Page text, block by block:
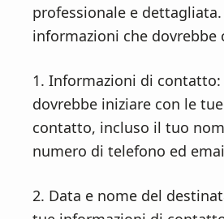
professionale e dettagliata.
informazioni che dovrebbe
1. Informazioni di
dovrebbe iniziare con le
contatto, incluso il tuo
numero di telefono ed
2. Data e nome del